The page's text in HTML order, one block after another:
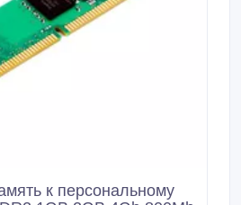
к персональному